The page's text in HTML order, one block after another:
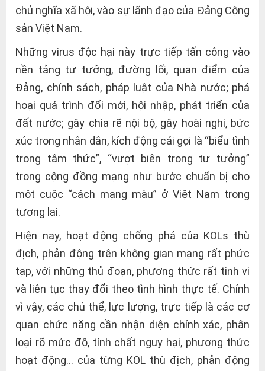
chủ nghĩa xã hội, vào sự lãnh đạo của Đảng Cộng
sản Việt Nam.
Những virus độc hại này trực tiếp tấn công vào
nền tảng tư tưởng, đường lối, quan điểm của
Đảng, chính sách, pháp luật của Nhà nước; phá
hoại quá trình đổi mới, hội nhập, phát triển của
đất nước; gây chia rẽ nội bộ, gây hoài nghi, bức
xúc trong nhân dân, kích động cái gọi là “biểu tình
trong tâm thức”, “vượt biên trong tư tưởng”
trong cộng đồng mạng như bước chuẩn bị cho
một cuộc “cách mạng màu” ở Việt Nam trong
tương lai.
Hiện nay, hoạt động chống phá của KOLs thù
địch, phản động trên không gian mạng rất phức
tạp, với những thủ đoạn, phương thức rất tinh vi
và liên tục thay đổi theo tình hình thực tế. Chính
vì vậy, các chủ thể, lực lượng, trực tiếp là các cơ
quan chức năng cần nhận diện chính xác, phân
loại rõ mức độ, tính chất nguy hại, phương thức
hoạt động… của từng KOL thù địch, phản động